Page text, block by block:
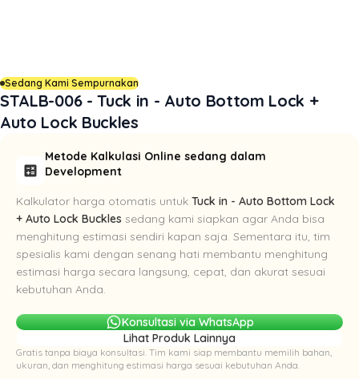
Sedang Kami Sempurnakan
STALB-006 - Tuck in - Auto Bottom Lock +
Auto Lock Buckles
calculate
Metode Kalkulasi Online sedang dalam
Development
Kalkulator harga otomatis untuk Tuck in - Auto Bottom Lock
+ Auto Lock Buckles sedang kami siapkan agar Anda bisa
menghitung estimasi sendiri kapan saja. Sementara itu, tim
spesialis kami dengan senang hati membantu menghitung
estimasi harga secara langsung, cepat, dan akurat sesuai
kebutuhan Anda.
Konsultasi via WhatsApp
Lihat Produk Lainnya
Gratis tanpa biaya konsultasi. Tim kami siap membantu memilih bahan,
ukuran, dan menghitung estimasi harga sesuai kebutuhan Anda.